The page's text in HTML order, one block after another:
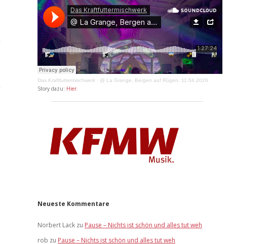
Das Kraftfuttermischwerk · @ La Grange, Bergen auf Rügen, 11.04.2026
Story dazu: Hier.
Neueste Kommentare
Norbert Lack zu Pause – Nichts ist schön und alles tut weh
rob zu Pause – Nichts ist schön und alles tut weh